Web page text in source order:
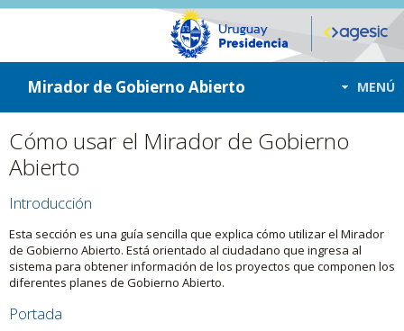
ir a contenido
ir al menú
Mirador de Gobierno Abierto MENÚ
Cómo usar el Mirador de Gobierno
Abierto
Introducción
Esta sección es una guía sencilla que explica cómo utilizar el Mirador
de Gobierno Abierto. Está orientado al ciudadano que ingresa al
sistema para obtener información de los proyectos que componen los
diferentes planes de Gobierno Abierto.
Portada